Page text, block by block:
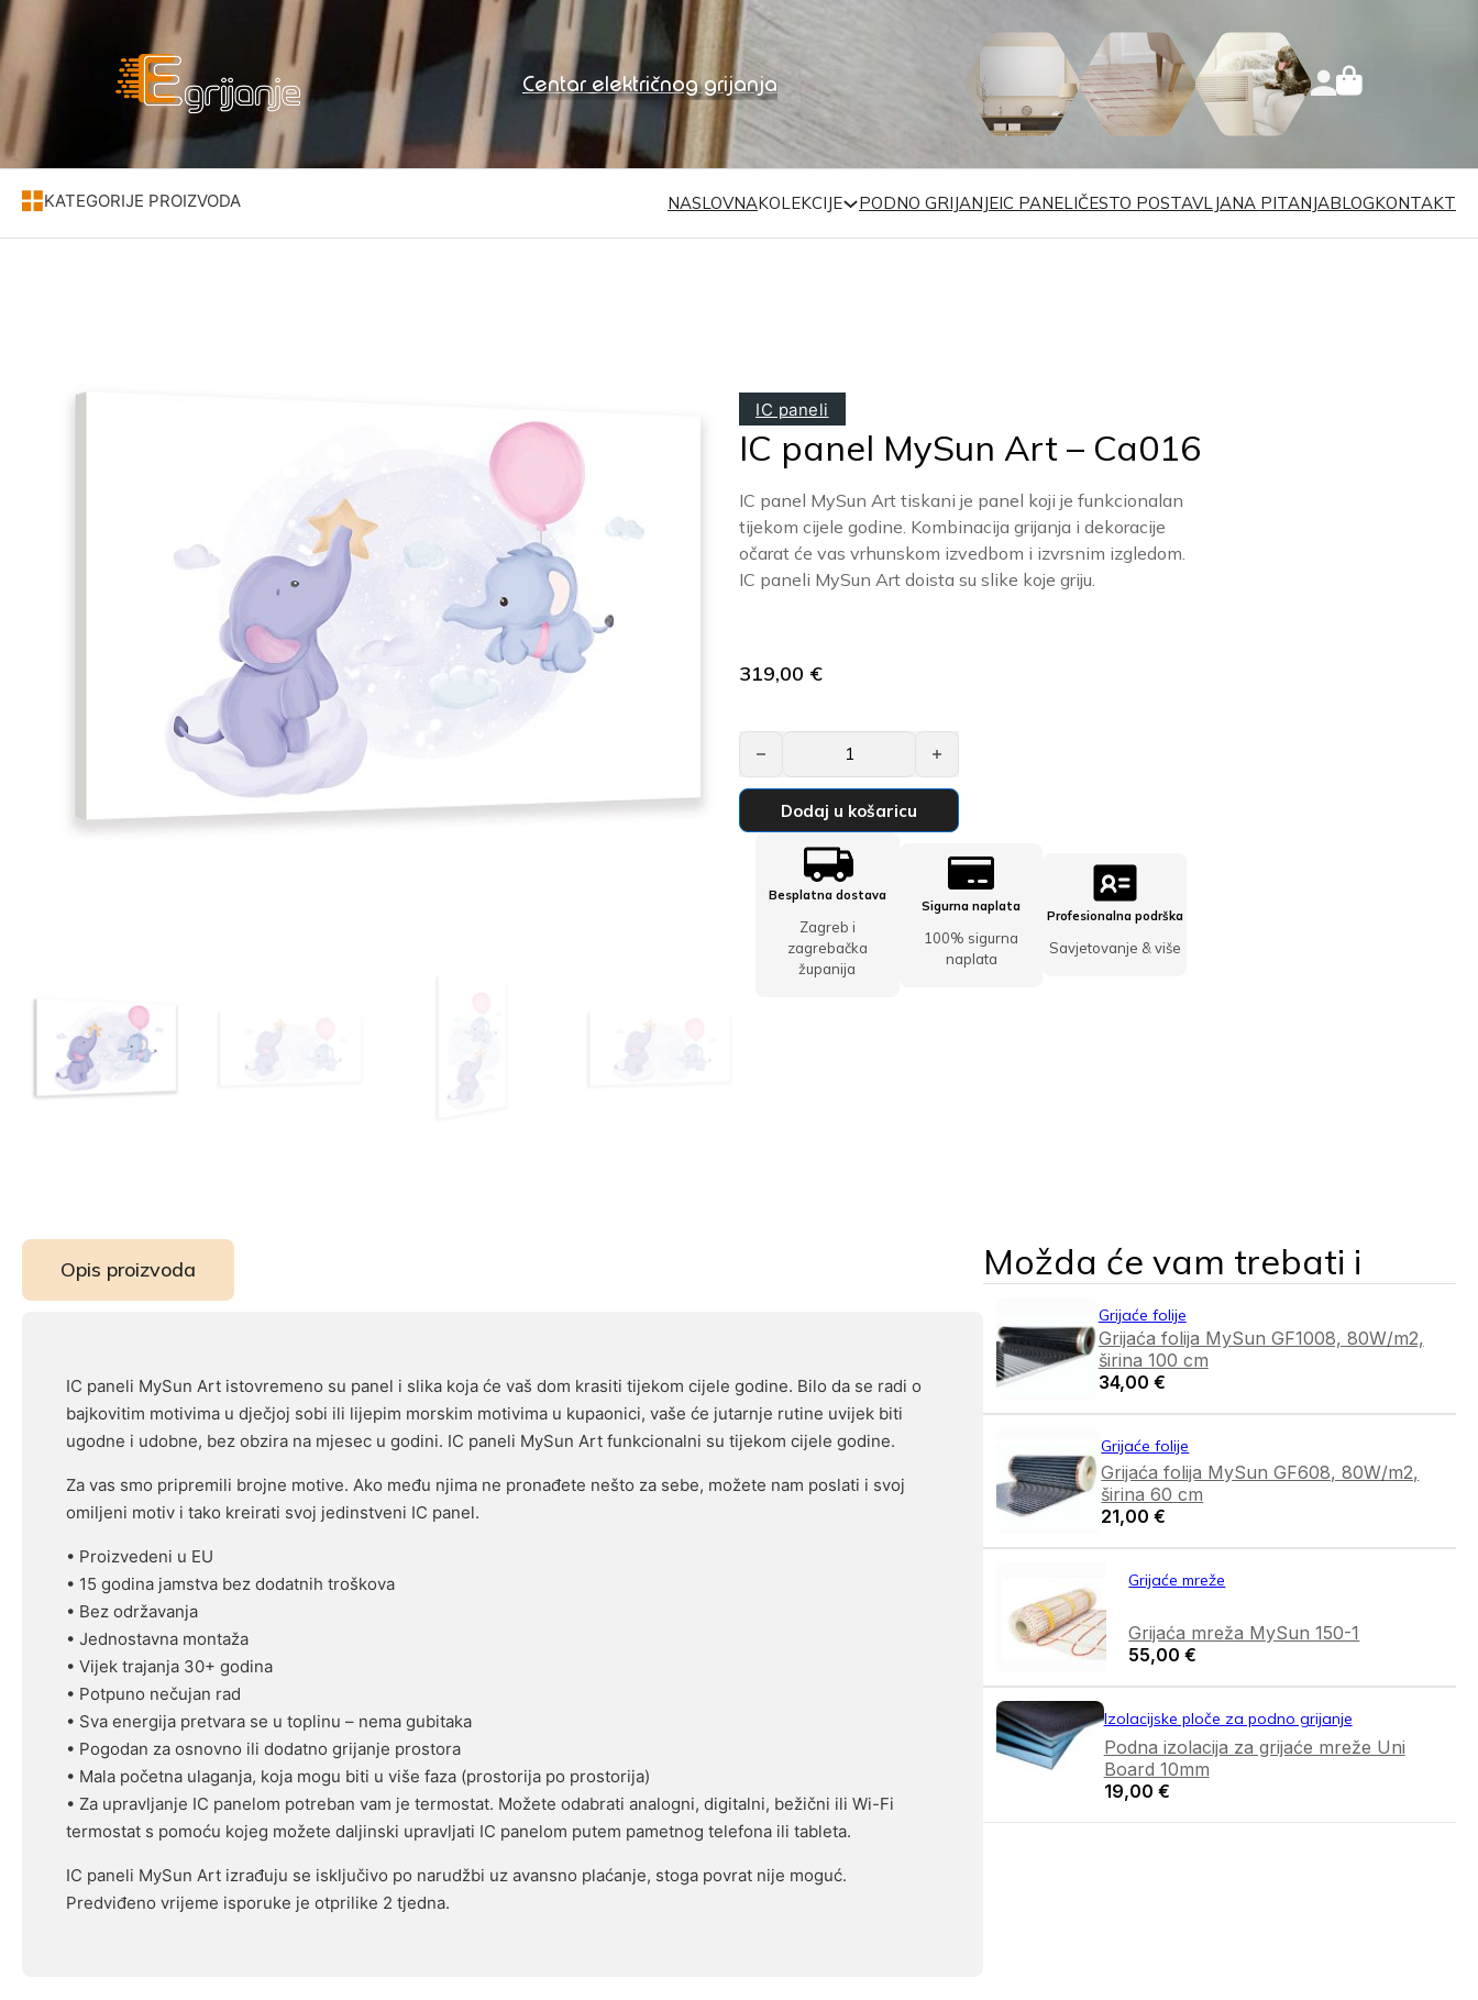
Centar električnog grijanja
KATEGORIJE PROIZVODA NASLOVNAKOLEKCIJE PODNO GRIJANJEIC PANELIČESTO POSTAVLJANA PITANJABLOGKONTAKT
IC paneli
IC panel MySun Art – Ca016
IC panel MySun Art tiskani je panel koji je funkcionalan
tijekom cijele godine. Kombinacija grijanja i dekoracije
očarat će vas vrhunskom izvedbom i izvrsnim izgledom.
IC paneli MySun Art doista su slike koje griju.
319,00 €
IC panel MySun Art – Ca016 količina
Dodaj u košaricu
Besplatna dostava
Zagreb i
zagrebačka
županija
Sigurna naplata
100% sigurna
naplata
Profesionalna podrška
Savjetovanje & više
Opis proizvoda
IC paneli MySun Art istovremeno su panel i slika koja će vaš dom krasiti tijekom cijele godine. Bilo da se radi o
bajkovitim motivima u dječjoj sobi ili lijepim morskim motivima u kupaonici, vaše će jutarnje rutine uvijek biti
ugodne i udobne, bez obzira na mjesec u godini. IC paneli MySun Art funkcionalni su tijekom cijele godine.
Za vas smo pripremili brojne motive. Ako među njima ne pronađete nešto za sebe, možete nam poslati i svoj
omiljeni motiv i tako kreirati svoj jedinstveni IC panel.
• Proizvedeni u EU
• 15 godina jamstva bez dodatnih troškova
• Bez održavanja
• Jednostavna montaža
• Vijek trajanja 30+ godina
• Potpuno nečujan rad
• Sva energija pretvara se u toplinu – nema gubitaka
• Pogodan za osnovno ili dodatno grijanje prostora
• Mala početna ulaganja, koja mogu biti u više faza (prostorija po prostorija)
• Za upravljanje IC panelom potreban vam je termostat. Možete odabrati analogni, digitalni, bežični ili Wi-Fi
termostat s pomoću kojeg možete daljinski upravljati IC panelom putem pametnog telefona ili tableta.
IC paneli MySun Art izrađuju se isključivo po narudžbi uz avansno plaćanje, stoga povrat nije moguć.
Predviđeno vrijeme isporuke je otprilike 2 tjedna.
Možda će vam trebati i
Grijaće folije
Grijaća folija MySun GF1008, 80W/m2,
širina 100 cm
34,00 €
Grijaće folije
Grijaća folija MySun GF608, 80W/m2,
širina 60 cm
21,00€
Grijaće mreže
Grijaća mreža MySun 150-1
55,00€
Izolacijske ploče za podno grijanje
Podna izolacija za grijaće mreže Uni
Board 10mm
19,00 €